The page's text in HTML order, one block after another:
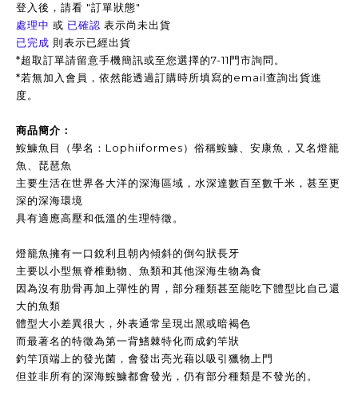
登入後，請看 "訂單狀態"
處理中 或 已確認 表示尚未出貨
已完成 則表示已經出貨
*超取訂單請留意手機簡訊或至您選擇的7-11門市詢問。
*若無加入會員，依然能透過訂購時所填寫的email查詢出貨進
度。
商品簡介：
鮟鱇魚目（學名：Lophiiformes）俗稱鮟鱇、安康魚，又名燈籠
魚、琵琶魚
主要生活在世界各大洋的深海區域，水深達數百至數千米，甚至更
深的深海環境
具有適應高壓和低溫的生理特徵。
燈籠魚擁有一口銳利且朝內傾斜的倒勾狀長牙
主要以小型無脊椎動物、魚類和其他深海生物為食
因為沒有肋骨再加上彈性的胃，部分種類甚至能吃下體型比自己還
大的魚類
體型大小差異很大，外表通常呈現出黑或暗褐色
而最著名的特徵為第一背鰭棘特化而成釣竿狀
釣竿頂端上的發光菌，會發出亮光藉以吸引獵物上門
但並非所有的深海鮟鱇都會發光，仍有部分種類是不發光的。